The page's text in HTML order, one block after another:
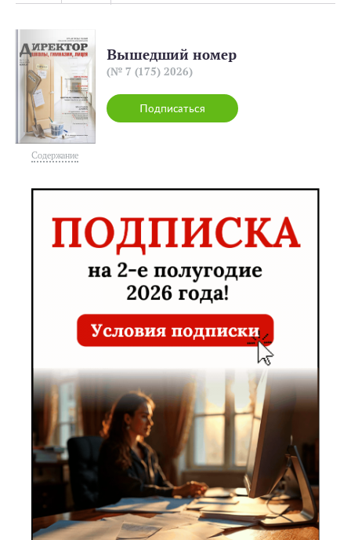
Содержание
Подписаться
Вышедший номер
(№ 7 (175) 2026)